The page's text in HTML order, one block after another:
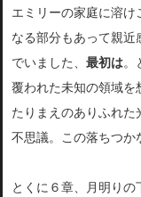
エミリーの家庭に溶
なる部分もあって親
でいました、 最初は。
覆われた未知の領域を
たりまえのありふれた
不思議。この落ちつか
とくに６章、月明り